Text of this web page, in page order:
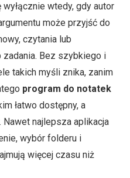
wtedy, gdy autor
może przyjść do
czytania lub
zadania. Bez szybkiego i
takich myśli znika, zanim
program do notatek
łatwo dostępny, a
najlepsza aplikacja
wybór folderu i
więcej czasu niż